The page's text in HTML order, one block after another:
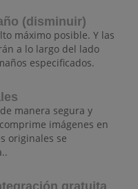
(disminuir)
máximo posible. Y las
a lo largo del lado
especificados.
manera segura y
imágenes en
originales se